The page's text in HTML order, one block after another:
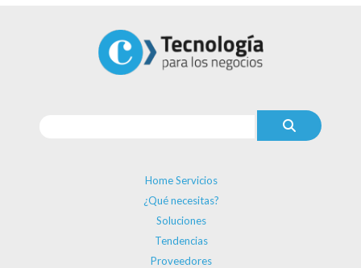
Home Servicios
¿Qué necesitas?
Soluciones
Tendencias
Proveedores